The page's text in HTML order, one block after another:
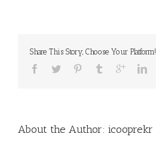
Share This Story, Choose Your Platform!
About the Author: icooprekr